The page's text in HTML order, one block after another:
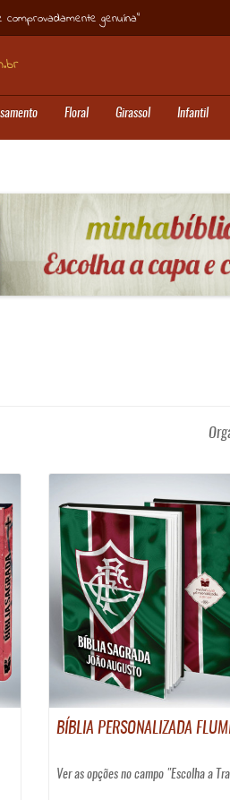
genuína”
Floral Girassol Infantil
BÍBLIA PERSONALIZADA
Ver as opções no campo "Escolha a